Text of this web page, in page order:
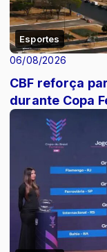
Esportes
06/08/2026
CBF reforça
durante Copa